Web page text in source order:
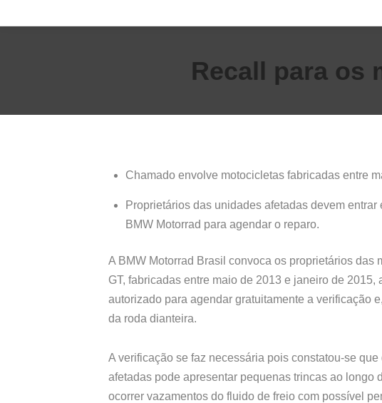
Recall para os
Chamado envolve motocicletas fabricadas entre
Proprietários das unidades afetadas devem
BMW Motorrad para agendar o reparo.
A BMW Motorrad Brasil convoca os proprietários
GT, fabricadas entre maio de 2013 e janeiro de
autorizado para agendar gratuitamente a verificação
da roda dianteira.
A verificação se faz necessária pois constatou-se
afetadas pode apresentar pequenas trincas ao longo
ocorrer vazamentos do fluido de freio com possível